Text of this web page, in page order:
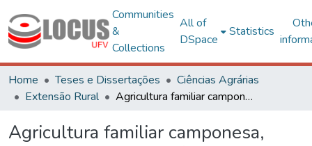
Communities
&
Collections
All of
DSpace
Statistics
Home Teses e Dissertações
Ciências Agrárias
Extensão Rural
Agricultura familiar camponesa, agroecologia e estratégias de reprodução socioeconômica
Agricultura familiar camponesa,